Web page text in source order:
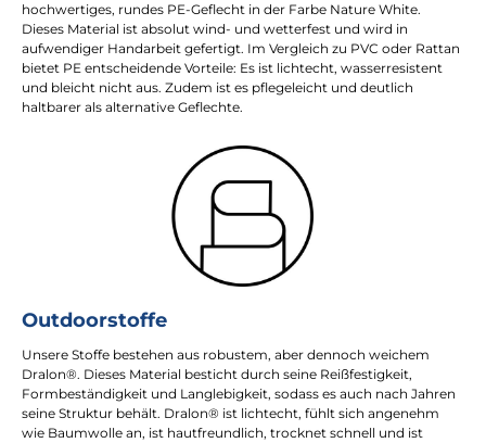
hochwertiges, rundes PE-Geflecht in der Farbe Nature White.
Dieses Material ist absolut wind- und wetterfest und wird in
aufwendiger Handarbeit gefertigt. Im Vergleich zu PVC oder Rattan
bietet PE entscheidende Vorteile: Es ist lichtecht, wasserresistent
und bleicht nicht aus. Zudem ist es pflegeleicht und deutlich
haltbarer als alternative Geflechte.
Outdoorstoffe
Unsere Stoffe bestehen aus robustem, aber dennoch weichem
Dralon®. Dieses Material besticht durch seine Reißfestigkeit,
Formbeständigkeit und Langlebigkeit, sodass es auch nach Jahren
seine Struktur behält. Dralon® ist lichtecht, fühlt sich angenehm
wie Baumwolle an, ist hautfreundlich, trocknet schnell und ist